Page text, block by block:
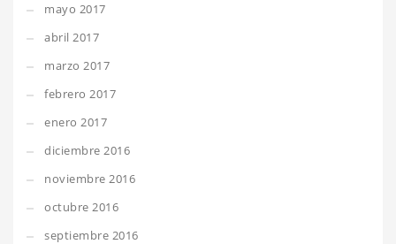
mayo 2017
abril 2017
marzo 2017
febrero 2017
enero 2017
diciembre 2016
noviembre 2016
octubre 2016
septiembre 2016